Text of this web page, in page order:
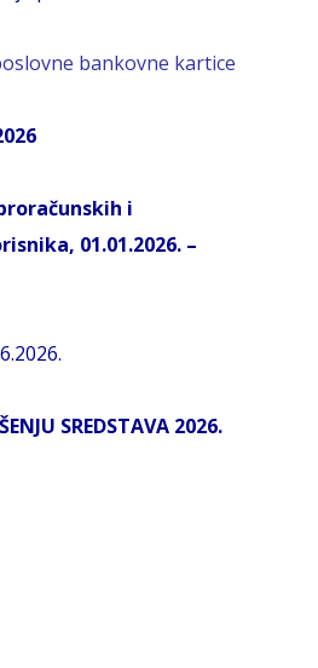
bankovne kartice
i
01.01.2026. –
SREDSTAVA 2026.